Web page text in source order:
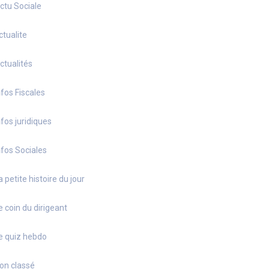
Sociale
Fiscales
juridiques
Sociales
petite histoire du jour
coin du dirigeant
quiz hebdo
classé